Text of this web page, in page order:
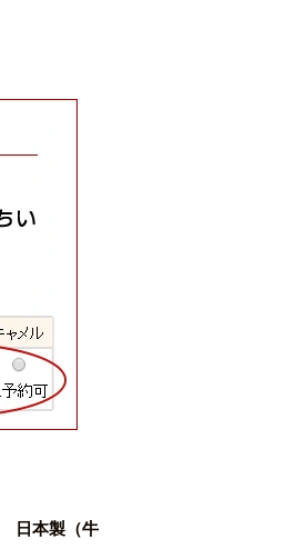
日本製（牛